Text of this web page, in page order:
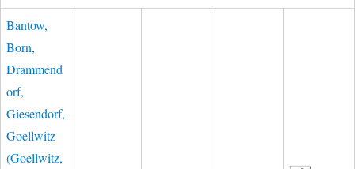
Bantow,
Born,
Drammend
orf,
Giesendorf,
Goellwitz
(Goellwitz,